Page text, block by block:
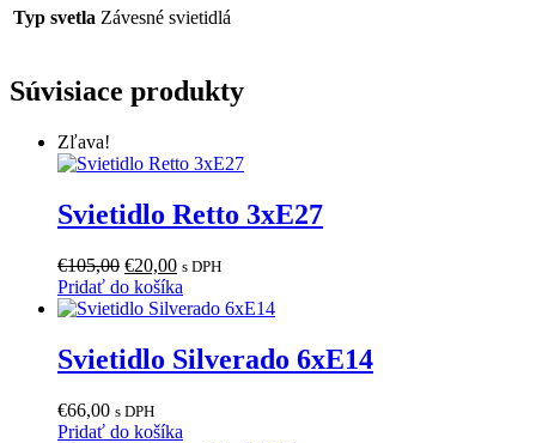
Typ svetla Závesné svietidlá
Súvisiace produkty
Zľava!
Svietidlo Retto 3xE27
€105,00 Pôvodná
cena
bola:
€20,00Aktuálna
cena
je:
s DPH
Pridať do košíka
Svietidlo Silverado 6xE14
€66,00 s DPH
Pridať do košíka